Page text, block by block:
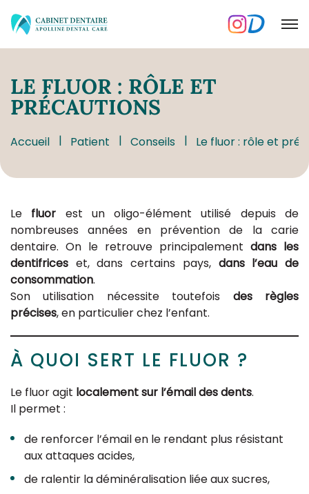
LE FLUOR : RÔLE ET
PRÉCAUTIONS
Accueil Patient Conseils Le fluor : rôle et
Le fluor est un oligo-élément utilisé depuis de
nombreuses années en prévention de la carie
dentaire. On le retrouve principalement dans les
dentifrices et, dans certains pays, dans l’eau de
consommation.
Son utilisation nécessite toutefois des règles
précises, en particulier chez l’enfant.
À QUOI SERT LE FLUOR ?
Le fluor agit localement sur l’émail des dents.
Il permet :
de renforcer l’émail en le rendant plus résistant
aux attaques acides,
de ralentir la déminéralisation liée aux sucres,